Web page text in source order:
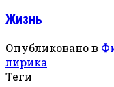
Жизнь
Опубликовано в
лирика
Теги